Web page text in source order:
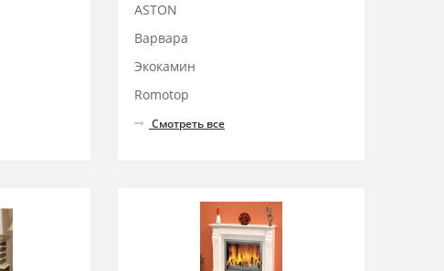
ASTON
Варвара
Экокамин
Romotop
Смотреть все